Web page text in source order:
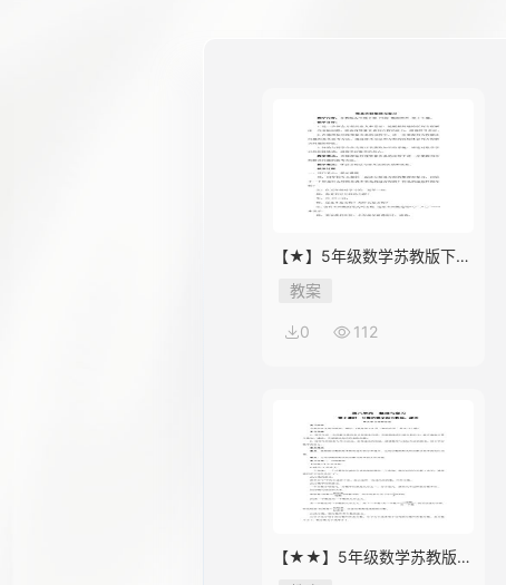
【★】5年级数学苏教版下册
教案第8单元《单元复习》
教案
0 112
【★★】5年级数学苏教版下
册教案第8单元《单元复习》